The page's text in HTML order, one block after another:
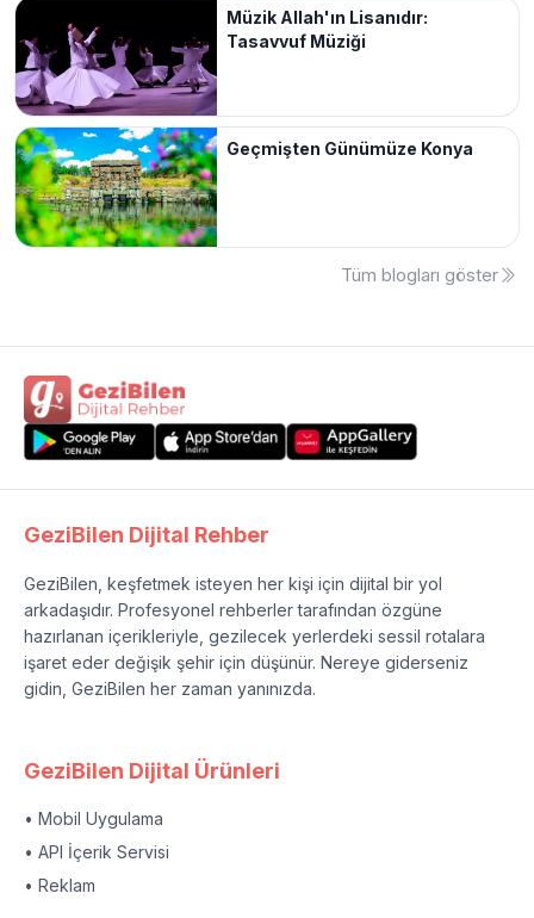
Müzik Allah'ın Lisanıdır:
Tasavvuf Müziği
Geçmişten Günümüze Konya
Tüm blogları göster
GeziBilen Dijital Rehber
GeziBilen, keşfetmek isteyen her kişi için dijital bir yol
arkadaşıdır. Profesyonel rehberler tarafından özgüne
hazırlanan içerikleriyle, gezilecek yerlerdeki sessil rotalara
işaret eder değişik şehir için düşünür. Nereye giderseniz
gidin, GeziBilen her zaman yanınızda.
GeziBilen Dijital Ürünleri
• Mobil Uygulama
• API İçerik Servisi
• Reklam